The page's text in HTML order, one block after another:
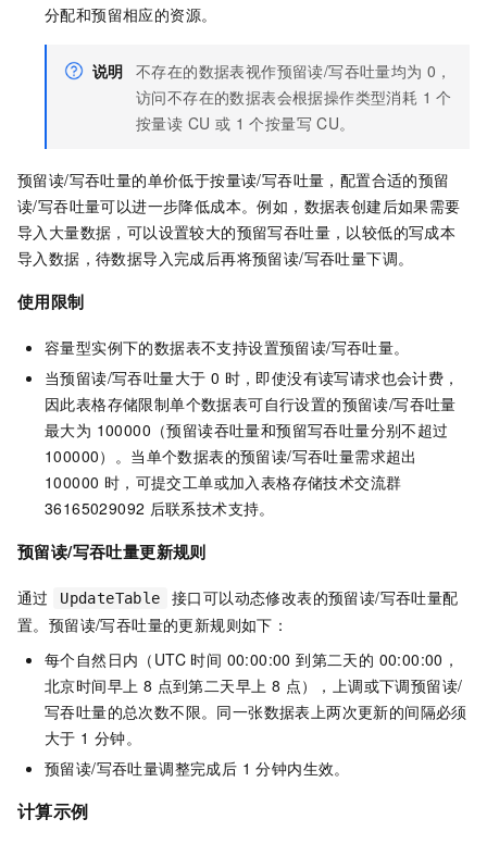
分配和预留相应的资源。
说明 不存在的数据表视作预留读/写吞吐量均为 0，
访问不存在的数据表会根据操作类型消耗 1 个
按量读 CU 或 1 个按量写 CU。
预留读/写吞吐量的单价低于按量读/写吞吐量，配置合适的预留
读/写吞吐量可以进一步降低成本。例如，数据表创建后如果需要
导入大量数据，可以设置较大的预留写吞吐量，以较低的写成本
导入数据，待数据导入完成后再将预留读/写吞吐量下调。
使用限制
容量型实例下的数据表不支持设置预留读/写吞吐量。
当预留读/写吞吐量大于 0 时，即使没有读写请求也会计费，
因此表格存储限制单个数据表可自行设置的预留读/写吞吐量
最大为 100000（预留读吞吐量和预留写吞吐量分别不超过
100000）。当单个数据表的预留读/写吞吐量需求超出
100000 时，可提交工单或加入表格存储技术交流群
36165029092 后联系技术支持。
预留读/写吞吐量更新规则
通过 UpdateTable
接口可以动态修改表的预留读/写吞吐量配
置。预留读/写吞吐量的更新规则如下：
每个自然日内（UTC 时间 00:00:00 到第二天的 00:00:00，
北京时间早上 8 点到第二天早上 8 点），上调或下调预留读/
写吞吐量的总次数不限。同一张数据表上两次更新的间隔必须
大于 1 分钟。
预留读/写吞吐量调整完成后 1 分钟内生效。
计算示例